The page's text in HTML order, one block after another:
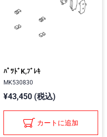
ﾊﾟﾂﾄﾞK,ﾌﾞﾚｷ
MK530830
¥43,450 (税込)
カートに追加